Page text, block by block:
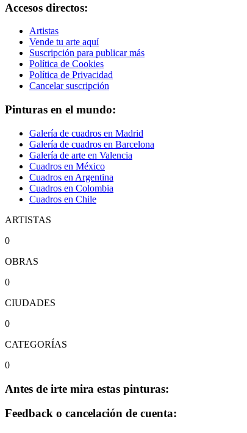
Accesos directos:
Artistas
Vende tu arte aquí
Suscripción para publicar más
Política de Cookies
Política de Privacidad
Cancelar suscripción
Pinturas en el mundo:
Galería de cuadros en Madrid
Galería de cuadros en Barcelona
Galería de arte en Valencia
Cuadros en México
Cuadros en Argentina
Cuadros en Colombia
Cuadros en Chile
ARTISTAS
0
OBRAS
0
CIUDADES
0
CATEGORÍAS
0
Antes de irte mira estas pinturas:
Feedback o cancelación de cuenta: